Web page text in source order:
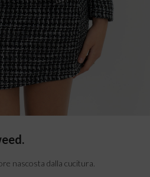
nascosta dalla cucitura.